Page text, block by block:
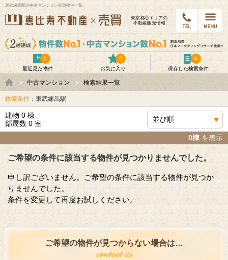
東武練馬駅の中古マンション売買物件一覧
東京都⼼エリアの
不動産販売情報
最近見た物件
0
お気に入り
0
保存した検索条件
0
中古マンション 検索結果一覧
検索条件 ：東武練馬駅
建物 0 棟
部屋数 0 室
0棟 を表示
ご希望の条件に該当する物件が見つかりませんでした。
申し訳ございません。ご希望の条件に該当する物件が見つか
りませんでした。
条件を変更して再度お試しください。
ご希望の物件が見つからない場合は…